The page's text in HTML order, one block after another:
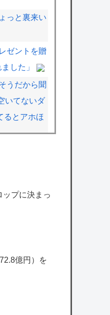
っと裏来い
ゼントを贈
した」
うだから聞
いてないダ
るとアホほ
インナッ
者委員会の
プに決まっ
億円）を